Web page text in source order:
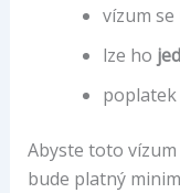
vízum
lze ho
poplatek
Abyste toto
bude platný